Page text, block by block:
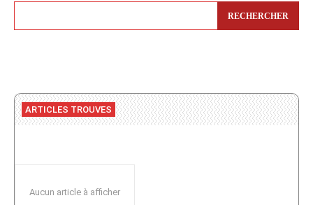
RECHERCHER
ARTICLES TROUVES
Aucun article à afficher